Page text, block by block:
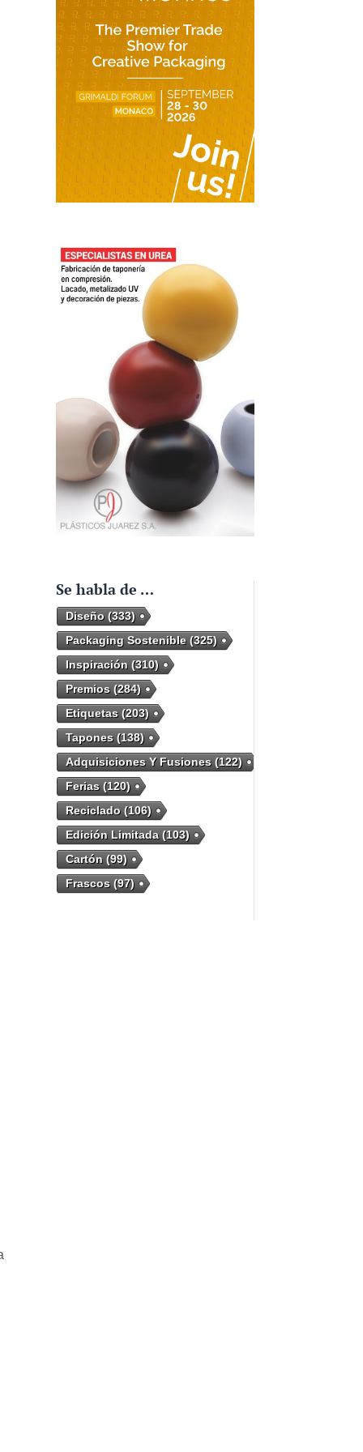
Se habla de …
Diseño(333)
Packaging Sostenible(325)
Inspiración(310)
Premios(284)
Etiquetas(203)
Tapones(138)
Adquisiciones Y Fusiones(122)
Ferias(120)
Reciclado(106)
Edición Limitada(103)
Cartón(99)
Frascos(97)